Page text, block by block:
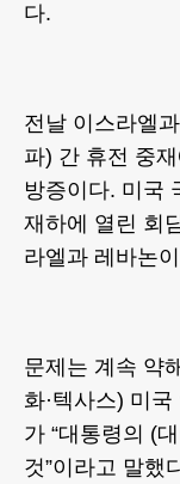
다.
전날 이스라엘
파) 간 휴전 중
방증이다. 미국
재하에 열린 회
라엘과 레바논
문제는 계속 약
화·텍사스) 미
가 “대통령의 (
것”이라고 말했